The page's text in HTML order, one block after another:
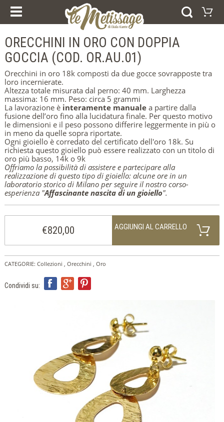
I NOSTRI CORSI
PRODOTTI
ESPERIENZE E CORSI
BUONI REGALO
ANELLI
BRACCIALI
ORECCHINI
PENDENTI
COLLEZIONI
AFRICA
FEDI NUZIALI
ARGENTO
ORO
HOME
CHI SIAMO
NEWS
DICONO DI NOI
CONTATTI
NOTE LEGALI
COOKIE POLICY
SELEZIONA LA LINGUA
Carrello
Il vostro carrello è vuoto
ORECCHINI IN ORO CON DOPPIA
GOCCIA (COD. OR.AU.01)
Orecchini in oro 18k composti da due gocce sovrapposte tra
loro incernierate.
Altezza totale misurata dal perno: 40 mm. Larghezza
massima: 16 mm. Peso: circa 5 grammi
La lavorazione è interamente manualea partire dalla
fusione dell’oro fino alla lucidatura finale. Per questo motivo
le dimensioni e il peso possono differire leggermente in più o
in meno da quelle sopra riportate.
Ogni gioiello è corredato del certificato dell'oro 18k. Su
richiesta questo gioiello può essere realizzato con un titolo di
oro più basso, 14k o 9k
Offriamo la possibilità di assistere e partecipare alla
realizzazione di questo tipo di gioiello: alcune ore in un
laboratorio storico di Milano per seguire il nostro corso-
esperienza "Affascinante nascita di un gioiello".
€820,00 AGGIUNGI AL CARRELLO
CATEGORIE: Collezioni , Orecchini , Oro
Condividi su: